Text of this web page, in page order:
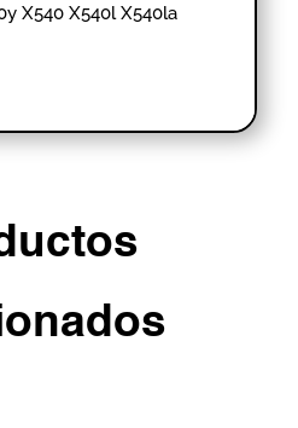
X540 X540l X540la